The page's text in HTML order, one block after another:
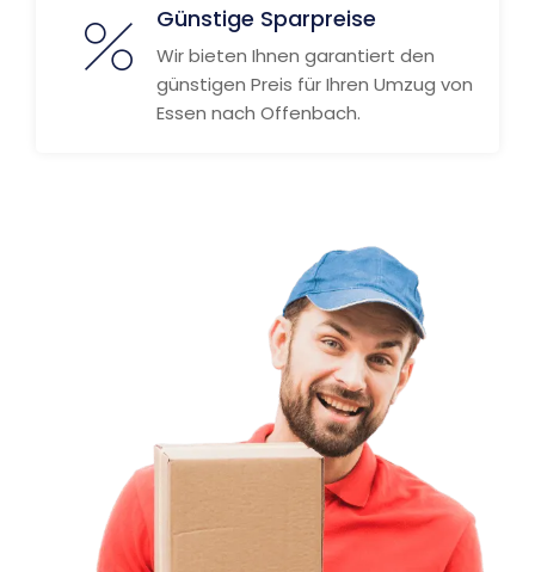
Günstige Sparpreise
Wir bieten Ihnen garantiert den
günstigen Preis für Ihren Umzug von
Essen nach Offenbach.